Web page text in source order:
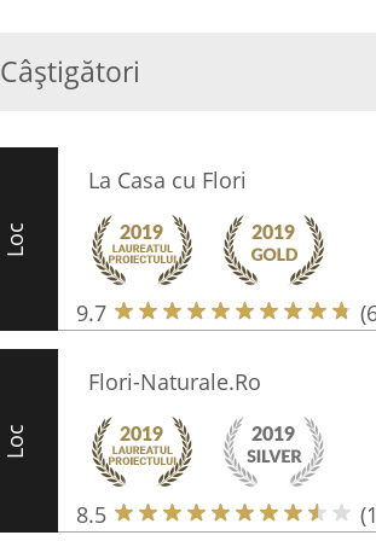
Câștigători
Loc
La Casa cu Flori
9.7
Loc
Flori-Naturale.Ro
8.5